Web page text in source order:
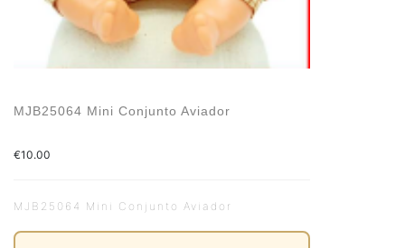
MJB25064 Mini Conjunto Aviador
€10.00
MJB25064 Mini Conjunto Aviador